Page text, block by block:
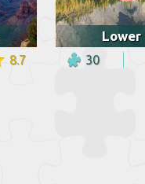
8.7
Lower
30